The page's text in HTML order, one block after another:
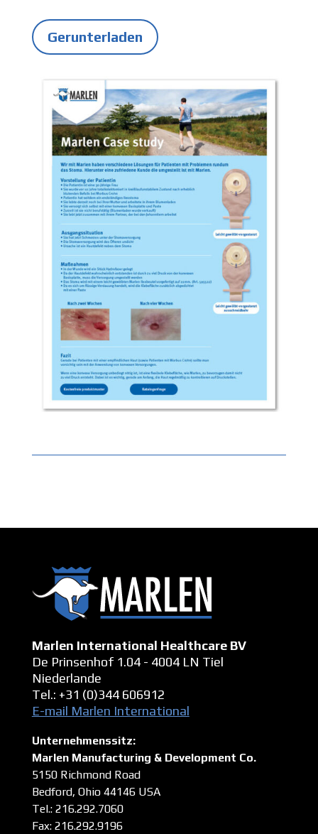
Gerunterladen
Marlen International Healthcare BV
De Prinsenhof 1.04 - 4004 LN Tiel
Niederlande
Tel.: +31 (0)344 606912
E-mail Marlen International
Unternehmenssitz:
Marlen Manufacturing & Development Co.
5150 Richmond Road
Bedford, Ohio 44146 USA
Tel.: 216.292.7060
Fax: 216.292.9196